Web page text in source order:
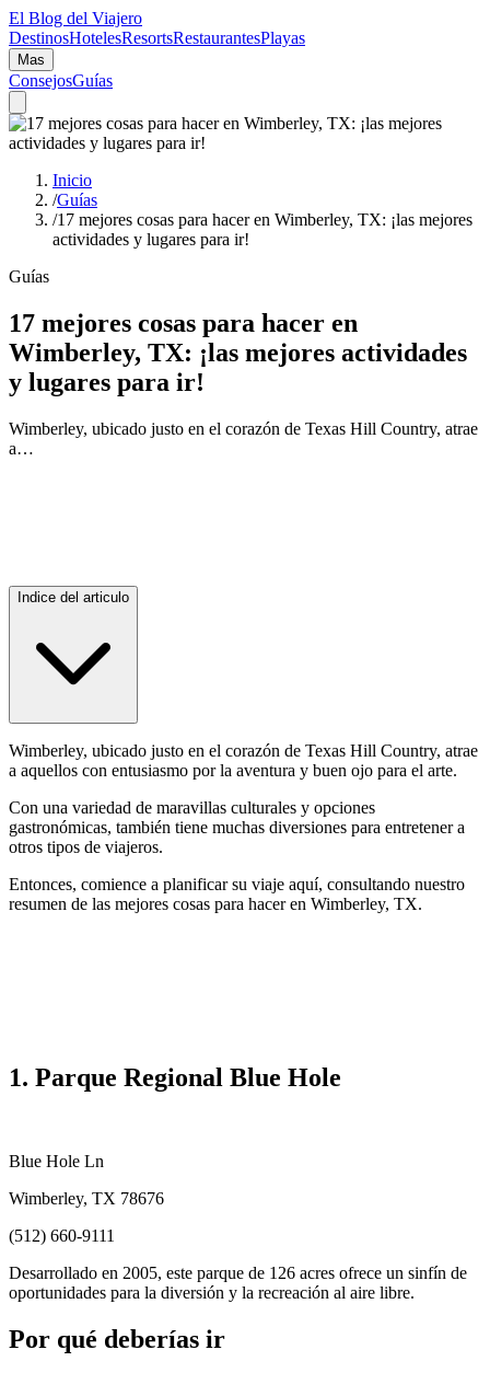
El Blog del Viajero
DestinosHotelesResortsRestaurantesPlayas
Mas
ConsejosGuías
Inicio
/Guías
/17 mejores cosas para hacer en Wimberley, TX: ¡las mejores
actividades y lugares para ir!
Guías
17 mejores cosas para hacer en
Wimberley, TX: ¡las mejores actividades
y lugares para ir!
Wimberley, ubicado justo en el corazón de Texas Hill Country, atrae
a…
Indice del articulo
Wimberley, ubicado justo en el corazón de Texas Hill Country, atrae
a aquellos con entusiasmo por la aventura y buen ojo para el arte.
Con una variedad de maravillas culturales y opciones
gastronómicas, también tiene muchas diversiones para entretener a
otros tipos de viajeros.
Entonces, comience a planificar su viaje aquí, consultando nuestro
resumen de las mejores cosas para hacer en Wimberley, TX.
1. Parque Regional Blue Hole
Blue Hole Ln
Wimberley, TX 78676
(512) 660-9111
Desarrollado en 2005, este parque de 126 acres ofrece un sinfín de
oportunidades para la diversión y la recreación al aire libre.
Por qué deberías ir